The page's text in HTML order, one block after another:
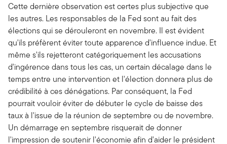
Cette dernière observation est certes plus subjective que
les autres. Les responsables de la Fed sont au fait des
élections qui se dérouleront en novembre. Il est évident
qu'ils préfèrent éviter toute apparence d'influence indue. Et
même s'ils rejetteront catégoriquement les accusations
d'ingérence dans tous les cas, un certain décalage dans le
temps entre une intervention et l'élection donnera plus de
crédibilité à ces dénégations. Par conséquent, la Fed
pourrait vouloir éviter de débuter le cycle de baisse des
taux à l'issue de la réunion de septembre ou de novembre.
Un démarrage en septembre risquerait de donner
l'impression de soutenir l'économie afin d'aider le président